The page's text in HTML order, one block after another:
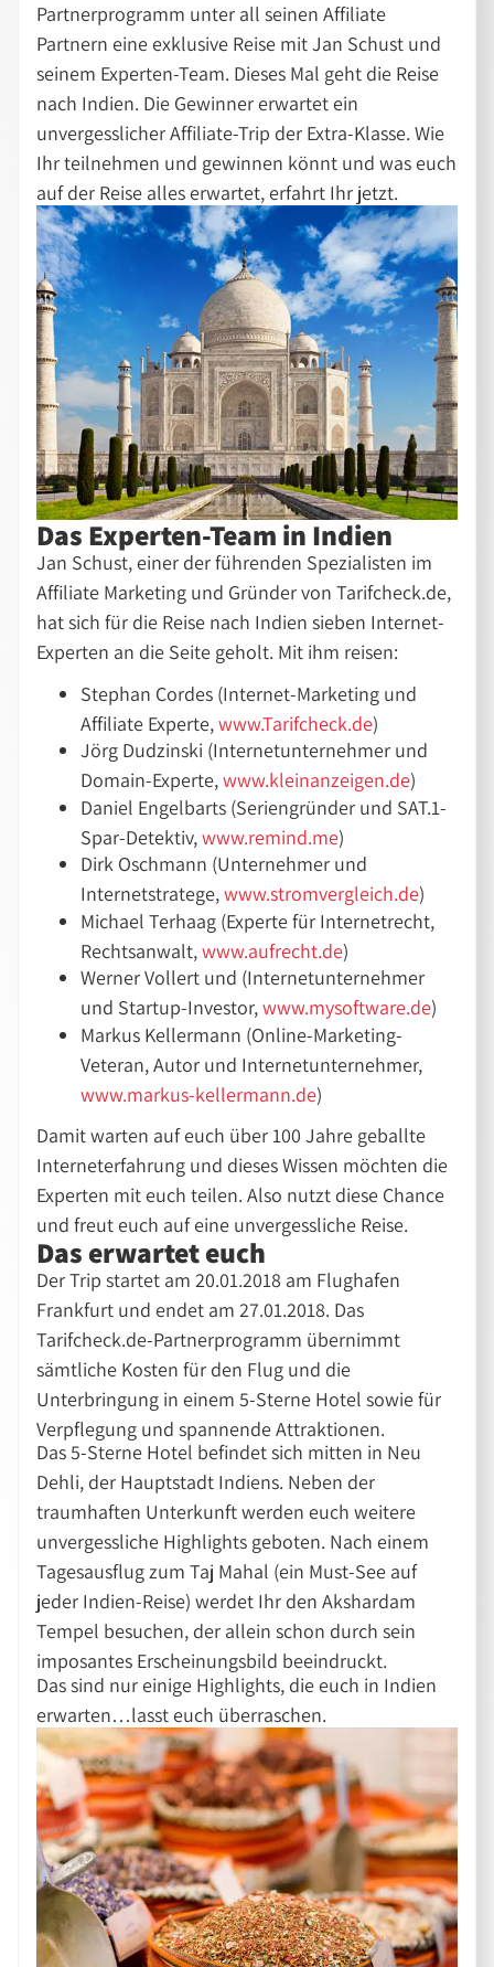
Partnerprogramm unter all seinen Affiliate
Partnern eine exklusive Reise mit Jan Schust und
seinem Experten-Team. Dieses Mal geht die Reise
nach Indien. Die Gewinner erwartet ein
unvergesslicher Affiliate-Trip der Extra-Klasse. Wie
Ihr teilnehmen und gewinnen könnt und was euch
auf der Reise alles erwartet, erfahrt Ihr jetzt.
Das Experten-Team in Indien
Jan Schust, einer der führenden Spezialisten im
Affiliate Marketing und Gründer von Tarifcheck.de,
hat sich für die Reise nach Indien sieben Internet-
Experten an die Seite geholt. Mit ihm reisen:
Stephan Cordes (Internet-Marketing und
Affiliate Experte,www.Tarifcheck.de)
Jörg Dudzinski (Internetunternehmer und
Domain-Experte,www.kleinanzeigen.de)
Daniel Engelbarts (Seriengründer und SAT.1-
Spar-Detektiv,www.remind.me)
Dirk Oschmann (Unternehmer und
Internetstratege,www.stromvergleich.de)
Michael Terhaag (Experte für Internetrecht,
Rechtsanwalt,www.aufrecht.de)
Werner Vollert und (Internetunternehmer
und Startup-Investor,www.mysoftware.de)
Markus Kellermann (Online-Marketing-
Veteran, Autor und Internetunternehmer,
www.markus-kellermann.de)
Damit warten auf euch über 100 Jahre geballte
Interneterfahrung und dieses Wissen möchten die
Experten mit euch teilen. Also nutzt diese Chance
und freut euch auf eine unvergessliche Reise.
Das erwartet euch
Der Trip startet am 20.01.2018 am Flughafen
Frankfurt und endet am 27.01.2018. Das
Tarifcheck.de-Partnerprogramm übernimmt
sämtliche Kosten für den Flug und die
Unterbringung in einem 5-Sterne Hotel sowie für
Verpflegung und spannende Attraktionen.
Das 5-Sterne Hotel befindet sich mitten in Neu
Dehli, der Hauptstadt Indiens. Neben der
traumhaften Unterkunft werden euch weitere
unvergessliche Highlights geboten. Nach einem
Tagesausflug zum Taj Mahal (ein Must-See auf
jeder Indien-Reise) werdet Ihr den Akshardam
Tempel besuchen, der allein schon durch sein
imposantes Erscheinungsbild beeindruckt.
Das sind nur einige Highlights, die euch in Indien
erwarten…lasst euch überraschen.